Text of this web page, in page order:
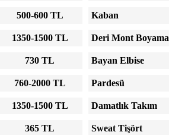
500-600 TL Kaban
1350-1500 TL Deri Mont Boyama
730 TL Bayan Elbise
760-2000 TL Pardesü
1350-1500 TL Damatlık Takım
365 TL Sweat Tişört